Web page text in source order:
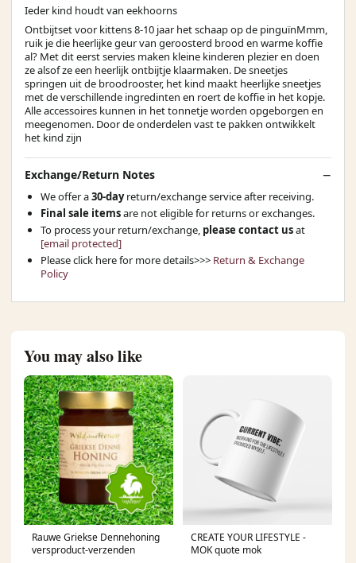
Ieder kind houdt van eekhoorns
Ontbijtset voor kittens 8-10 jaar het schaap op de pinguïnMmm,
ruik je die heerlijke geur van geroosterd brood en warme koffie
al? Met dit eerst servies maken kleine kinderen plezier en doen
ze alsof ze een heerlijk ontbijtje klaarmaken. De sneetjes
springen uit de broodrooster, het kind maakt heerlijke sneetjes
met de verschillende ingredinten en roert de koffie in het kopje.
Alle accessoires kunnen in het tonnetje worden opgeborgen en
meegenomen. Door de onderdelen vast te pakken ontwikkelt
het kind zijn
Exchange/Return Notes
We offer a30-dayreturn/exchange service after receiving.
Final sale itemsare not eligible for returns or exchanges.
To process your return/exchange, please contact usat
[email protected]
Please click here for more details>>> Return & Exchange
Policy
You may also like
Rauwe Griekse Dennehoning
versproduct-verzenden
CREATE YOUR LIFESTYLE -
MOK quote mok